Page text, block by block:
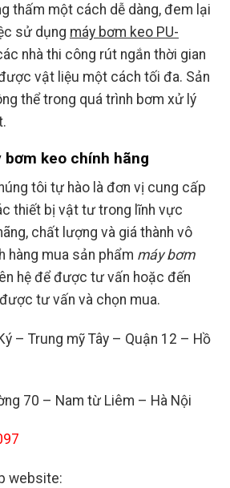
thấm một cách dễ dàng, đem lại
sử dụng máy bơm keo PU-
nhà thi công rút ngắn thời gian
vật liệu một cách tối đa. Sản
thể trong quá trình bơm xử lý
keo chính hãng
tôi tự hào là đơn vị cung cấp
thiết bị vật tư trong lĩnh vực
chất lượng và giá thành vô
hàng mua sản phẩm máy bơm
hệ để được tư vấn hoặc đến
tư vấn và chọn mua.
– Trung mỹ Tây – Quận 12 – Hồ
70 – Nam từ Liêm – Hà Nội
website: